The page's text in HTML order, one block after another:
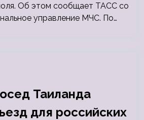
Об этом сообщает ТАСС со
управление МЧС. По…
Таиланда
для российских